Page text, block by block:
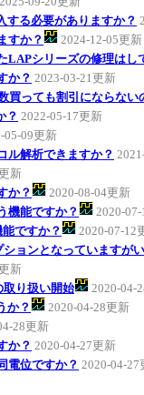
する必要がありますか？
すか？
2024-12-05更新
LAPシリーズの修理はし
か？ 2023-03-21更新
買っても割引にならない
？ 2022-05-17更新
05-09更新
ル解析できますか？
新
か？
2020-08-04更新
機能ですか？
2020-
ですか？
2020-07-12
ョンとなっていますが
新
り扱い開始
2020-04-
か？
2020-04-28更新
28更新
か？ 2020-04-27更新
電位ですか？ 2020-04-27